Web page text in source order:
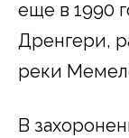
еще в 1990
Дренгери,
реки
В